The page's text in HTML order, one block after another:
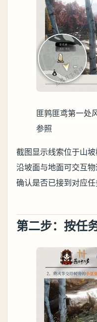
匪鹑匪鸢第一处
参照
截图显示线索位于山坡
沿坡面与地面可交互
确认是否已接到对应任
第二步：按任